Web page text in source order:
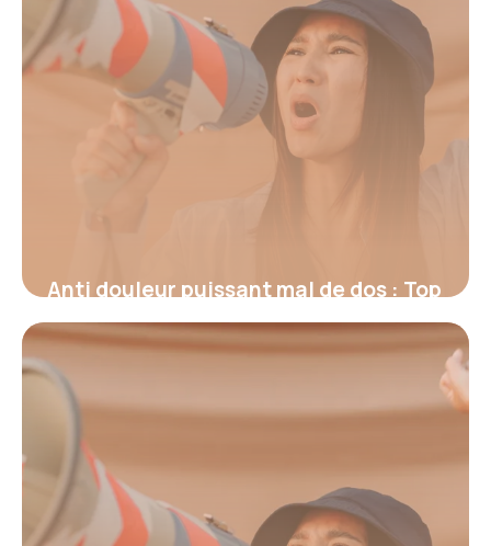
Anti douleur puissant mal de dos : Top
2026
17 juin 2026